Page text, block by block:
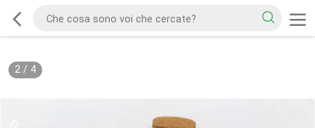
2/ 4